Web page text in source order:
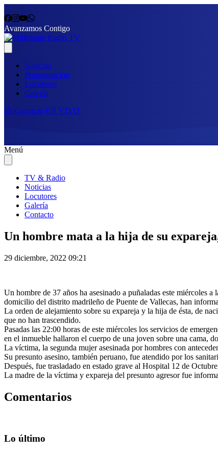
Avanzamos Contigo
Noticias
Programación
Locutores
Galería
📩 Contacto EN VIVO
Menú
TV & Radio
Noticias
Locutores
Galería
Contacto
Un hombre mata a la hija de su
29 diciembre, 2022 09:21
Un hombre de 37 años ha asesinado a puñaladas este miércoles
domicilio del distrito madrileño de Puente de Vallecas, han
La orden de alejamiento sobre su expareja y la hija de ésta, de
que no han trascendido.
Pasadas las 22:00 horas de este miércoles los servicios de
en el inmueble hallaron el cuerpo de una joven sobre una cama,
La víctima, la segunda mujer asesinada por hombres con
Su presunto asesino, también peruano, fue atendido por los
Después, fue trasladado en estado grave al Hospital 12 de
La madre de la víctima y expareja del presunto agresor fue
Comentarios
Lo último